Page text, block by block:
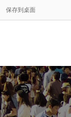
保存到桌面